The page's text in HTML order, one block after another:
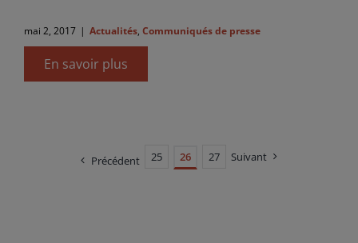
mai 2, 2017 | Actualités, Communiqués de presse
En savoir plus
Précédent 25 26 27 Suivant